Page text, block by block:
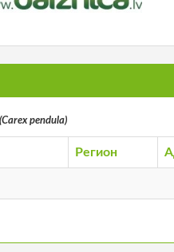
pendula)
Регион